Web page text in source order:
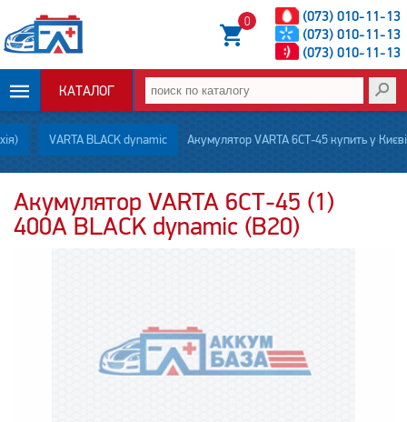
(073) 010-11-13
(073) 010-11-13
(073) 010-11-13
0
КАТАЛОГ
ОПЛАТА И
ДОСТАВКА
НОВОСТИ
VARTA BLACK dynamic Акумулятор VARTA 6СТ-45 купить у Києві
Акумулятор VARTA 6СТ-45 (1)
400А BLACK dynamic (B20)